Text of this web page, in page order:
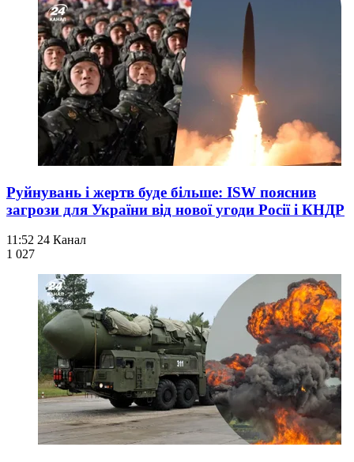
Руйнувань і жертв буде більше: ISW пояснив
загрози для України від нової угоди Росії і КНДР
11:52 24 Канал
1 027